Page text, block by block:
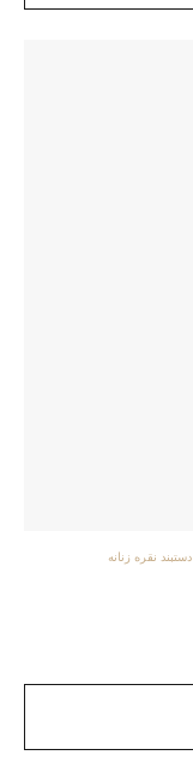
دستبند نقره زنانه